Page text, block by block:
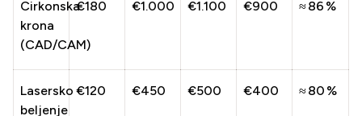
Cirkonska
krona
(CAD/CAM)
€180 €1.000 €1.100 €900 ≈ 86 %
Lasersko
beljenje
€120 €450 €500 €400 ≈ 80 %